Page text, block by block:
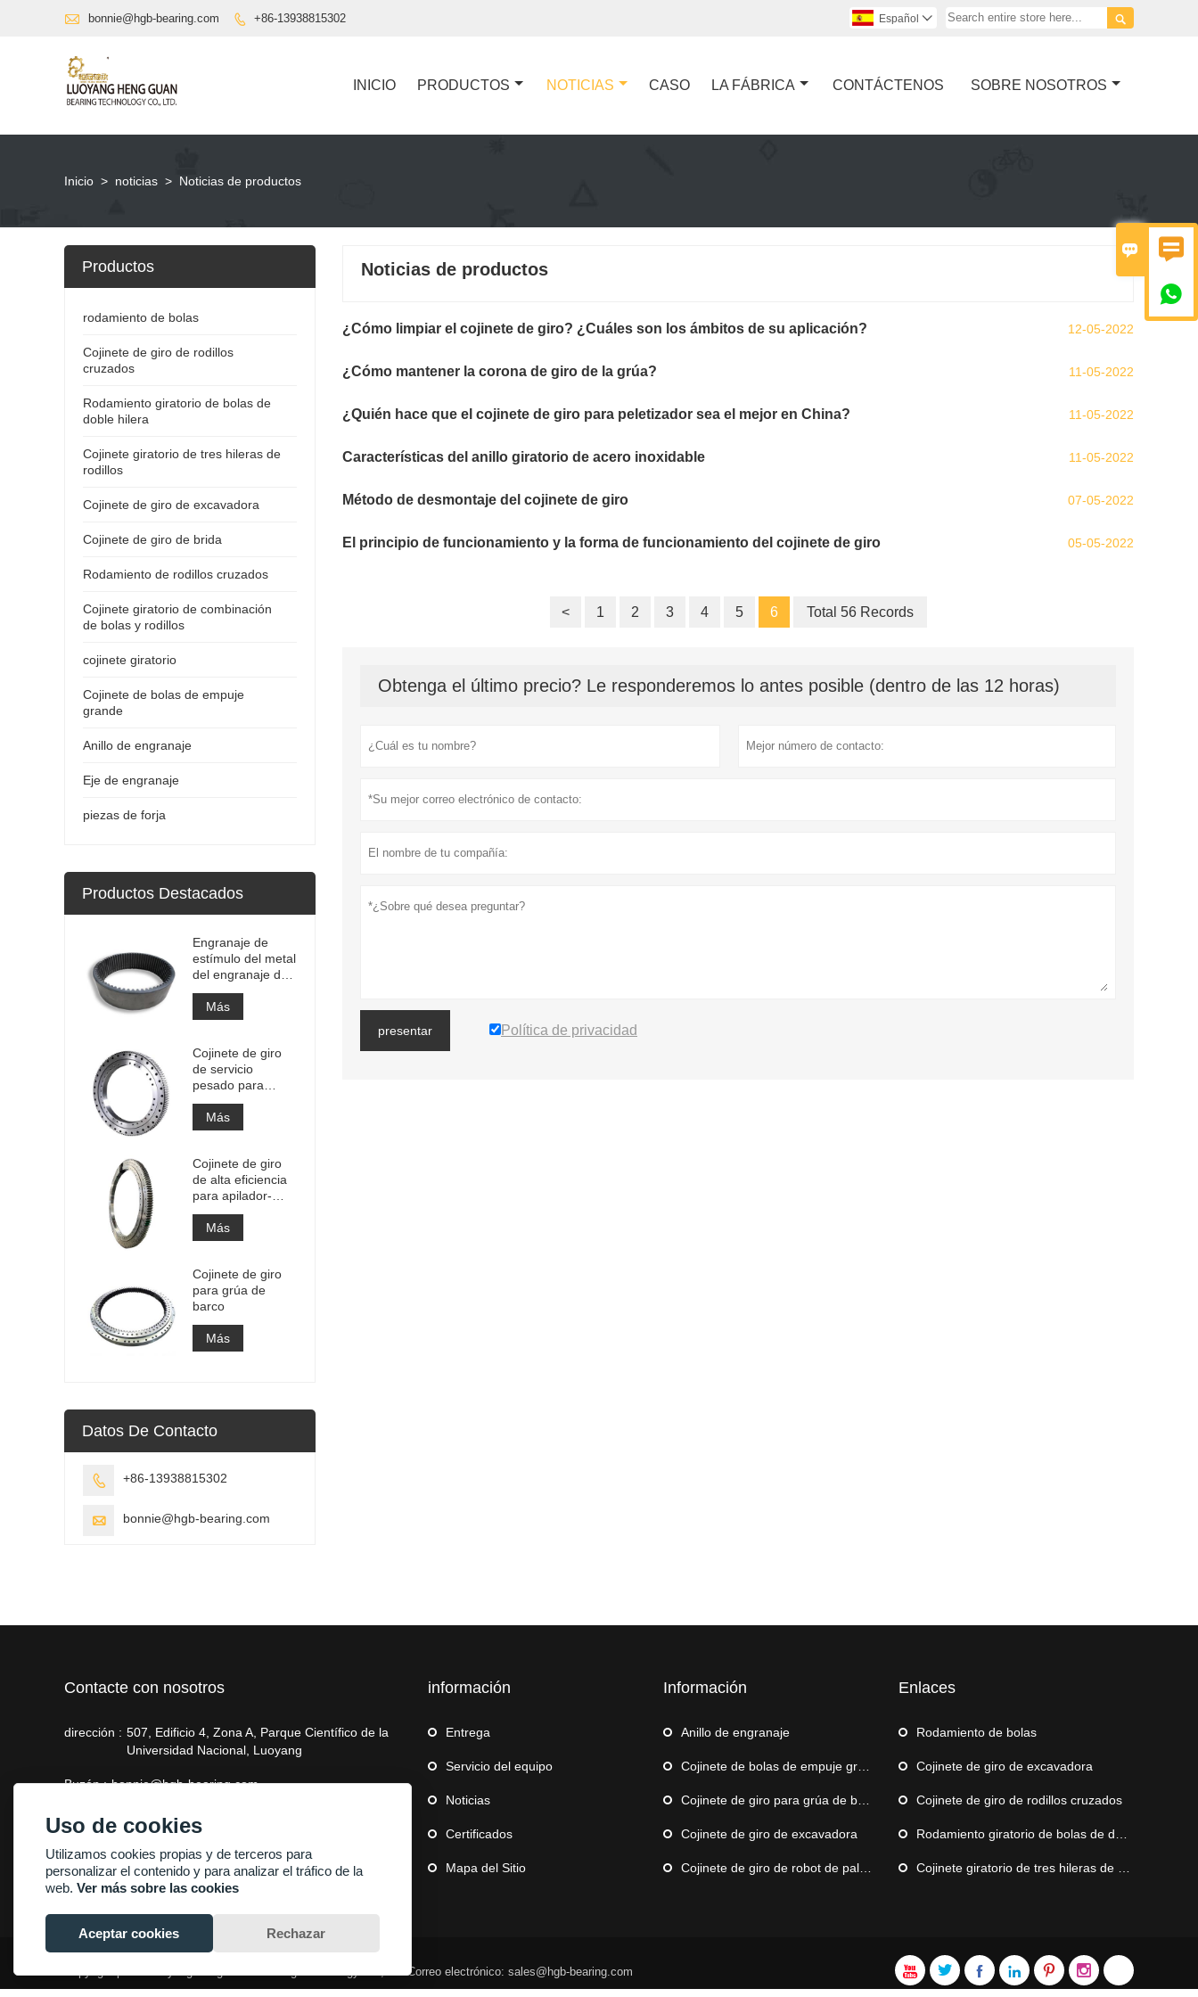
 

 bonnie@hgb-bearing.com  +86-13938815302 
Español 
INICIO PRODUCTOS NOTICIAS CASO LA FÁBRICA CONTÁCTENOS SOBRE NOSOTROS
Inicio > noticias > Noticias de productos
Noticias de productos
¿Cómo limpiar el cojinete de giro? ¿Cuáles son los ámbitos de su aplicación? 12-05-2022
¿Cómo mantener la corona de giro de la grúa? 11-05-2022
¿Quién hace que el cojinete de giro para peletizador sea el mejor en China? 11-05-2022
Características del anillo giratorio de acero inoxidable 11-05-2022
Método de desmontaje del cojinete de giro 07-05-2022
El principio de funcionamiento y la forma de funcionamiento del cojinete de giro 05-05-2022
< 1 2 3 4 5 6 Total 56 Records
Obtenga el último precio? Le responderemos lo antes posible (dentro de las 12 horas)
presentar Política de privacidad
Productos
rodamiento de bolas
Cojinete de giro de rodillos
cruzados
Rodamiento giratorio de bolas de
doble hilera
Cojinete giratorio de tres hileras de
rodillos
Cojinete de giro de excavadora
Cojinete de giro de brida
Rodamiento de rodillos cruzados
Cojinete giratorio de combinación
de bolas y rodillos
cojinete giratorio
Cojinete de bolas de empuje
grande
Anillo de engranaje
Eje de engranaje
piezas de forja
Productos Destacados
Engranaje de
estímulo del metal
del engranaje de
la circunferencia
del engranaje
anular interno
precisión con el
tratamiento de
nitruración
Más
Cojinete de giro
de servicio
pesado para
equipos de grúas
portuarias
Más
Cojinete de giro
de alta eficiencia
para apilador-
recuperador
Más
Cojinete de giro
para grúa de
barco
Más
Datos De Contacto
 +86-13938815302
 bonnie@hgb-bearing.com
Contacte con nosotros
dirección : 507, Edificio 4, Zona A, Parque Científico de la
Universidad Nacional, Luoyang
Buzón : bonnie@hgb-bearing.com
Teléfono : +86-13938815302
información
Entrega
Servicio del equipo
Noticias
Certificados
Mapa del Sitio
Información
Anillo de engranaje
Cojinete de bolas de empuje grande
Cojinete de giro para grúa de barco
Cojinete de giro de excavadora
Cojinete de giro de robot de paletización
Enlaces
Rodamiento de bolas
Cojinete de giro de excavadora
Cojinete de giro de rodillos cruzados
Rodamiento giratorio de bolas de doble hilera
Cojinete giratorio de tres hileras de rodillos
     
Copyright por © Luoyang Heng Guan Bearing Technology Co., Ltd Correo electrónico: sales@hgb-bearing.com
Uso de cookies
Utilizamos cookies propias y de terceros para
personalizar el contenido y para analizar el tráfico de la
web. Ver más sobre las cookies
Aceptar cookies Rechazar